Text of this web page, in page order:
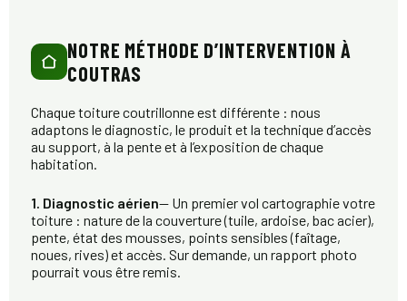
NOTRE MÉTHODE D’INTERVENTION À
COUTRAS
Chaque toiture coutrillonne est différente : nous
adaptons le diagnostic, le produit et la technique d’accès
au support, à la pente et à l’exposition de chaque
habitation.
1. Diagnostic aérien— Un premier vol cartographie votre
toiture : nature de la couverture (tuile, ardoise, bac acier),
pente, état des mousses, points sensibles (faîtage,
noues, rives) et accès. Sur demande, un rapport photo
pourrait vous être remis.